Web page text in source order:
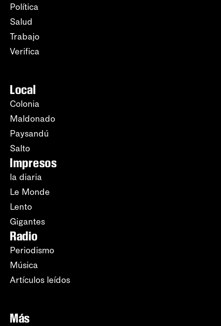
Política
Salud
Trabajo
Verifica
Local
Colonia
Maldonado
Paysandú
Salto
Impresos
la diaria
Le Monde
Lento
Gigantes
Radio
Periodismo
Música
Artículos leídos
Más